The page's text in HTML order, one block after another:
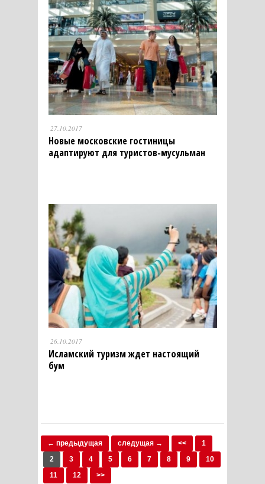
27.10.2017
Новые московские гостиницы
адаптируют для туристов-мусульман
26.10.2017
Исламский туризм ждет настоящий
бум
← предыдущая следущая → <<
1
2
3 4 5 6 7 8 9
10
11
12 >>